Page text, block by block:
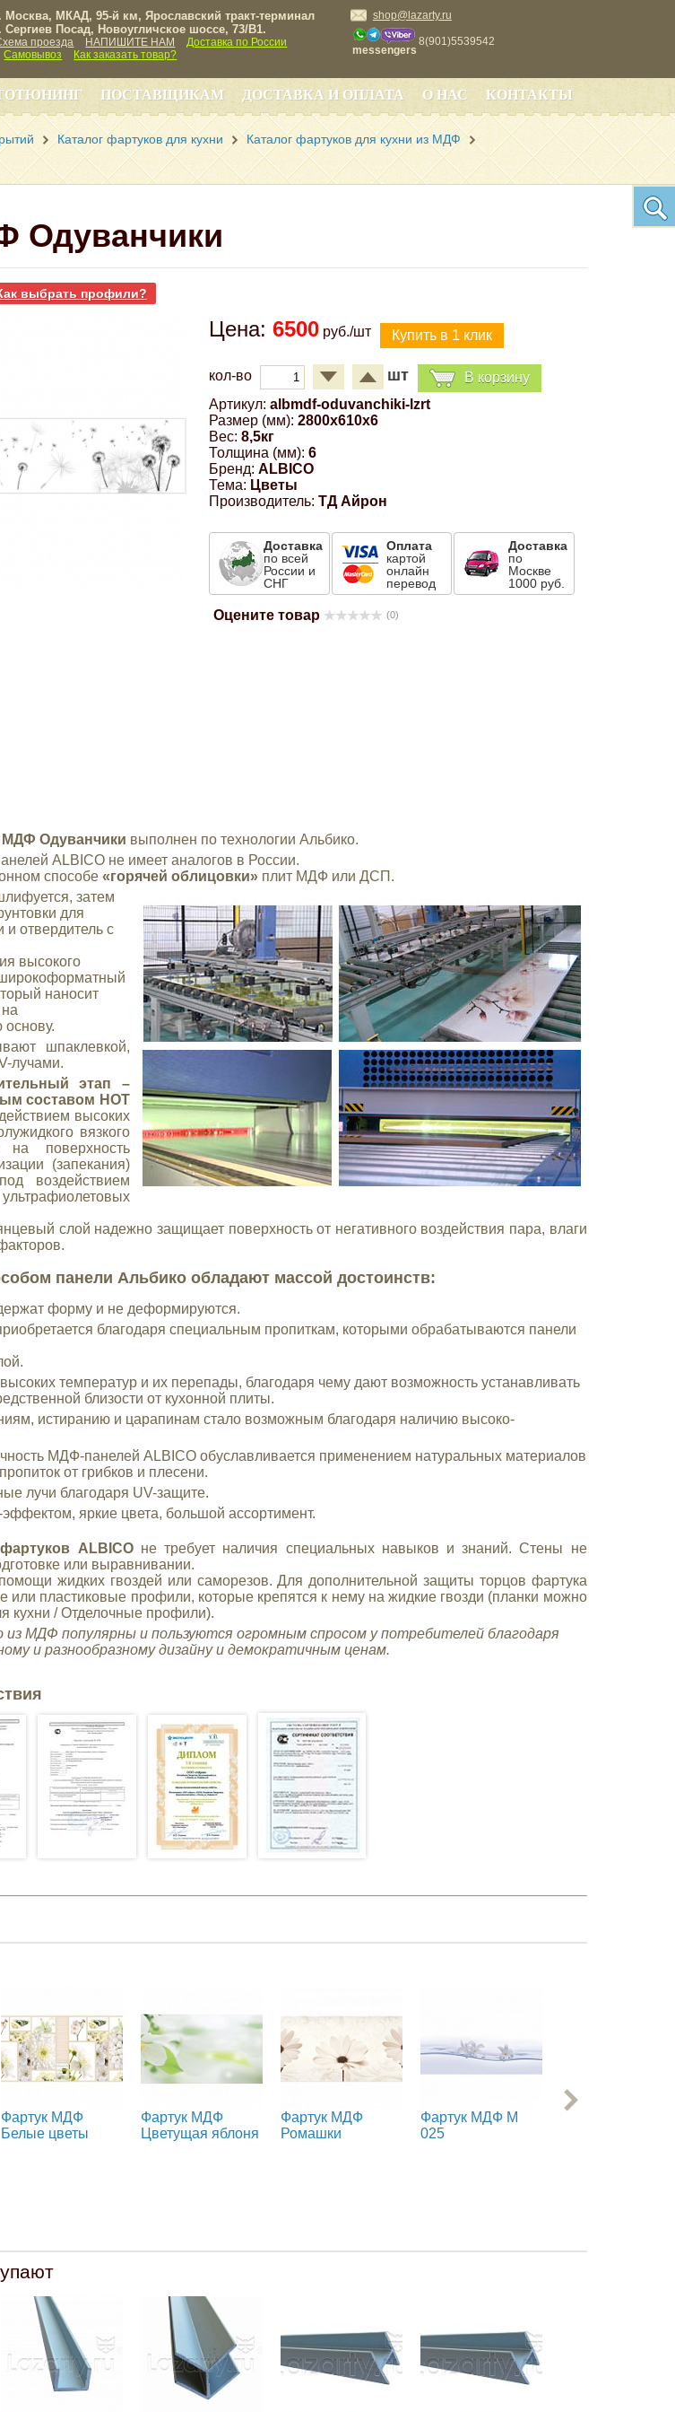
Москва, МКАД, 95-й км, Ярославский тракт-терминал
Сергиев Посад, Новоугличское шоссе, 73/B1.
проезда НАПИШИТЕ НАМ
Доставка по России
Самовывоз
Как заказать товар?
shop@lazarty.ru
messengers
8(901)5539542
ПОСТАВЩИКАМ ДОСТАВКА И ОПЛАТА О НАС КОНТАКТЫ
Каталог фартуков для кухни
Каталог фартуков для кухни из МДФ
Одуванчики
выбрать профили?
Цена:6500 руб./шт
кол-во шт
В корзину
Артикул: albmdf-oduvanchiki-lzrt
Размер (мм): 2800x610x6
Вес: 8,5кг
Толщина (мм): 6
Бренд: ALBICO
Тема: Цветы
Производитель: ТД Айрон
Доставка
по всей
России и
СНГ
Оплата
картой
онлайн
перевод
Доставка
по
Москве
1000 руб.
Оцените товар (0)
Одуванчики выполнен по технологии Альбико.
ALBICO не имеет аналогов в России.
способе «горячей облицовки»плит МДФ или ДСП.
затем
для
отвердитель с
высокого
наносит
шпаклевкой,
лучами.
этап –
составом HOT
высоких
вязкого
поверхность
(запекания)
воздействием
слой надежно защищает поверхность от негативного воздействия пара, влаги
панели Альбико обладают массой достоинств:
форму и не деформируются.
благодаря специальным пропиткам, которыми обрабатываются панели
температур и их перепады, благодаря чему дают возможность устанавливать
близости от кухонной плиты.
истиранию и царапинам стало возможным благодаря наличию высоко-
МДФ-панелей ALBICO обуславливается применением натуральных материалов
от грибков и плесени.
лучи благодаря UV-защите.
яркие цвета, большой ассортимент.
ALBICOне требует наличия специальных навыков и знаний. Стены не
или выравнивании.
жидких гвоздей или саморезов. Для дополнительной защиты торцов фартука
или пластиковые профили, которые крепятся к нему на жидкие гвозди (планки можно
кухни / Отделочные профили).
из МДФ популярны и пользуются огромным спросом у потребителей благодаря
и разнообразному дизайну и демократичным ценам.
Фартук МДФ
Белые цветы
Фартук МДФ
Цветущая яблоня
Фартук МДФ
Ромашки
Фартук МДФ M
025